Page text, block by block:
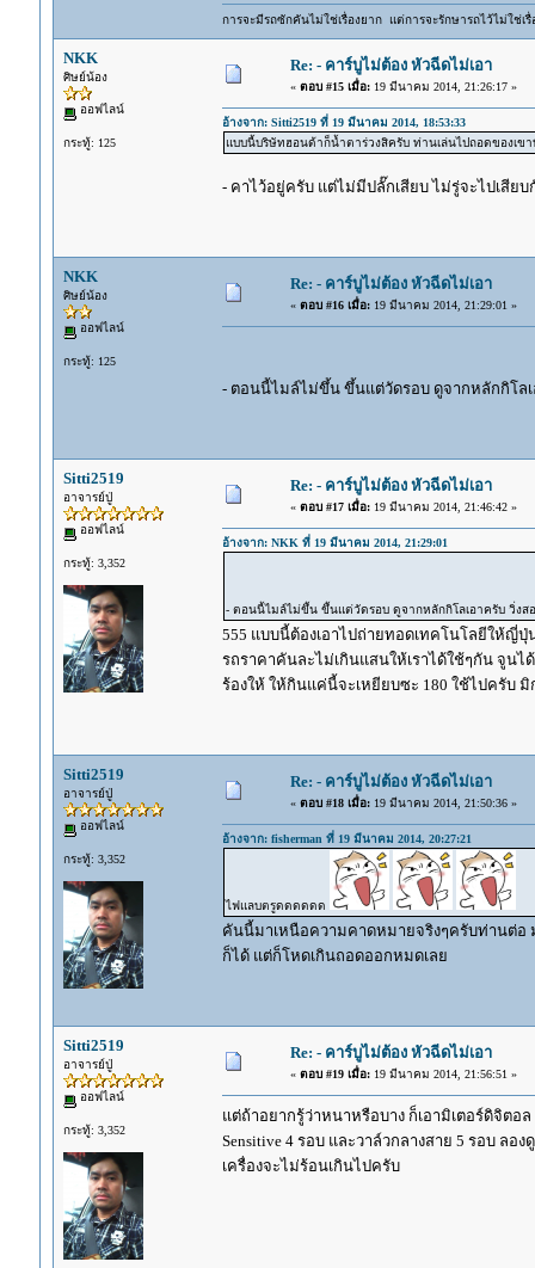
การจะมีรถซักคันไม่ใช่เรื่องยาก แต่การจะรักษารถไว้ไม่ใช่เรื่
NKK
ศิษย์น้อง
ออฟไลน์
กระทู้: 125
Re: - คาร์บูไม่ต้อง หัวฉีดไม่เอา
« ตอบ #15 เมื่อ:19 มีนาคม 2014, 21:26:17 »
อ้างจาก: Sitti2519 ที่ 19 มีนาคม 2014, 18:53:33
แบบนี้บริษัทฮอนด้าก็น้ำตาร่วงสิครับ ท่านเล่นไปถอดของเขา
- คาไว้อยู่ครับ แต่ไม่มีปลั๊กเสียบ ไม่รู่จะไปเสีย
NKK
ศิษย์น้อง
ออฟไลน์
กระทู้: 125
Re: - คาร์บูไม่ต้อง หัวฉีดไม่เอา
« ตอบ #16 เมื่อ:19 มีนาคม 2014, 21:29:01 »
- ตอนนี้ไมล์ไม่ขึ้น ขึ้นแต่วัดรอบ ดูจากหลักกิโล
Sitti2519
อาจารย์ปู่
ออฟไลน์
กระทู้: 3,352
Re: - คาร์บูไม่ต้อง หัวฉีดไม่เอา
« ตอบ #17 เมื่อ:19 มีนาคม 2014, 21:46:42 »
อ้างจาก: NKK ที่ 19 มีนาคม 2014, 21:29:01
- ตอนนี้ไมล์ไม่ขึ้น ขึ้นแต่วัดรอบ ดูจากหลักกิโลเอาครับ วิ่งส
555 แบบนี้ต้องเอาไปถ่ายทอดเทคโนโลยีให้ญี่
รถราคาคันละไม่เกินแสนให้เราได้ใช้ๆกัน จูน
ร้องให้ ให้กินแค่นี้จะเหยียบซะ 180 ใช้ไปครับ
Sitti2519
อาจารย์ปู่
ออฟไลน์
กระทู้: 3,352
Re: - คาร์บูไม่ต้อง หัวฉีดไม่เอา
« ตอบ #18 เมื่อ:19 มีนาคม 2014, 21:50:36 »
อ้างจาก: fisherman ที่ 19 มีนาคม 2014, 20:27:21
ไฟแลบตรูดดดดดด
คันนี้มาเหนือความคาดหมายจริงๆครับท่านต่อ
ก็ได้ แต่ก็โหดเกินถอดออกหมดเลย
Sitti2519
อาจารย์ปู่
ออฟไลน์
กระทู้: 3,352
Re: - คาร์บูไม่ต้อง หัวฉีดไม่เอา
« ตอบ #19 เมื่อ:19 มีนาคม 2014, 21:56:51 »
แต่ถ้าอยากรู้ว่าหนาหรือบาง ก็เอามิเตอร์ดิจิต
Sensitive 4 รอบ และวาล์วกลางสาย 5 รอบ ล
เครื่องจะไม่ร้อนเกินไปครับ